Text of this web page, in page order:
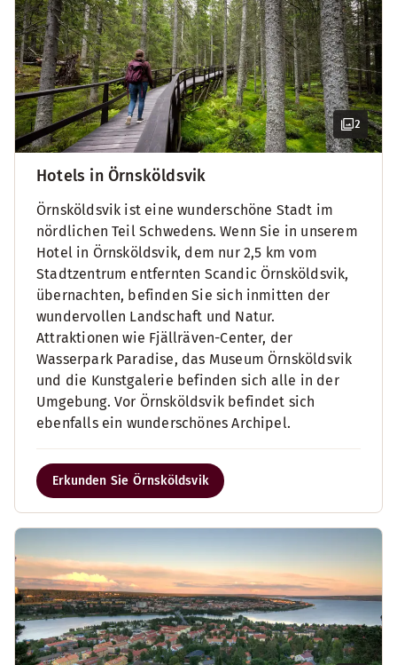
2
Hotels in Örnsköldsvik
Örnsköldsvik ist eine wunderschöne Stadt im
nördlichen Teil Schwedens. Wenn Sie in unserem
Hotel in Örnsköldsvik, dem nur 2,5 km vom
Stadtzentrum entfernten Scandic Örnsköldsvik,
übernachten, befinden Sie sich inmitten der
wundervollen Landschaft und Natur.
Attraktionen wie Fjällräven-Center, der
Wasserpark Paradise, das Museum Örnsköldsvik
und die Kunstgalerie befinden sich alle in der
Umgebung. Vor Örnsköldsvik befindet sich
ebenfalls ein wunderschönes Archipel.
Erkunden Sie Örnsköldsvik